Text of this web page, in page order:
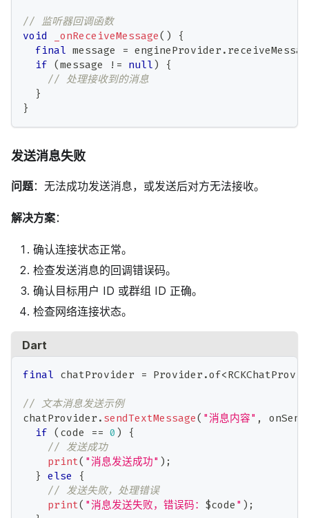
// 监听器回调函数
void
_onReceiveMessage( )
{
final message = engineProvider .
if (message != null)
{
// 处理接收到的消息
}
}
发送消息失败
问题：无法成功发送消息，或发送后对方无法接收。
解决方案：
确认连接状态正常。
检查发送消息的回调错误码。
确认目标用户 ID 或群组 ID 正确。
检查网络连接状态。
Dart
final chatProvider = Provider .of<
// 文本消息发送示例
chatProvider . sendTextMessage( "消息内容" , onSent
if ( code == 0 )
{
// 发送成功
print( "消息发送成功" ) ;
} else
{
// 发送失败，处理错误
print( "消息发送失败，错误码： $code " ) ;